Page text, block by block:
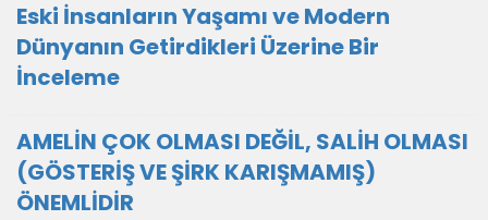
Eski İnsanların Yaşamı ve Modern
Dünyanın Getirdikleri Üzerine Bir
İnceleme
AMELİN ÇOK OLMASI DEĞİL, SALİH OLMASI
(GÖSTERİŞ VE ŞİRK KARIŞMAMIŞ)
ÖNEMLİDİR